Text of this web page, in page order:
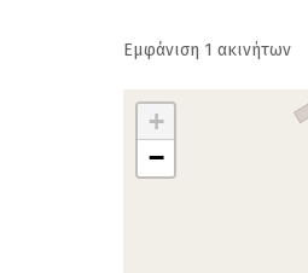
Εμφάνιση 1 ακινήτων
+
−